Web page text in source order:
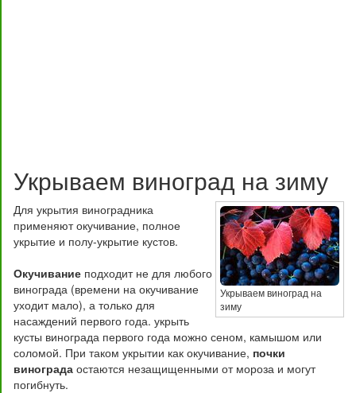
Укрываем виноград на зиму
Укрываем виноград на
зиму
Для укрытия виноградника
применяют окучивание, полное
укрытие и полу-укрытие кустов.
Окучивание подходит не для любого
винограда (времени на окучивание
уходит мало), а только для
насаждений первого года. укрыть
кусты винограда первого года можно сеном, камышом или
соломой. При таком укрытии как окучивание, почки
винограда остаются незащищенными от мороза и могут
погибнуть.